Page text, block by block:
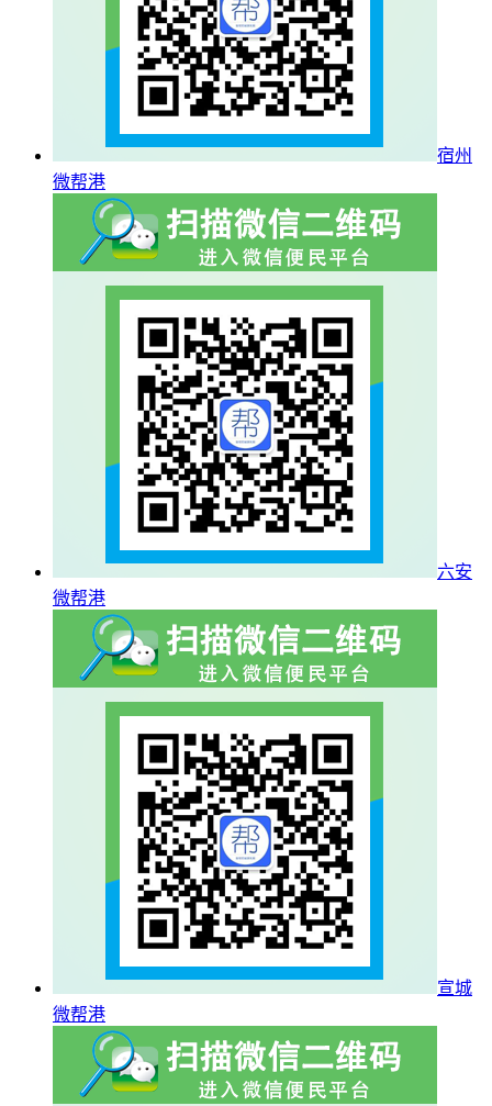
宿州
微帮港
六安
微帮港
宣城
微帮港